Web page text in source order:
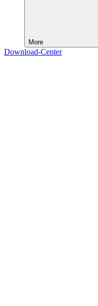
More
Download-Center